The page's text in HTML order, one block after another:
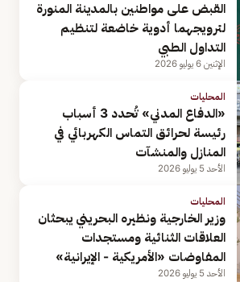
القبض على مواطنين بالمدينة المنورة
لترويجهما أدوية خاضعة لتنظيم
التداول الطبي
الإثنين 6 يوليو 2026
المحليات
«الدفاع المدني» تُحدد 3 أسباب
رئيسة لحرائق التماس الكهربائي في
المنازل والمنشآت
الأحد 5 يوليو 2026
المحليات
وزير الخارجية ونظيره البحريني يبحثان
العلاقات الثنائية ومستجدات
المفاوضات «الأمريكية - الإيرانية»
الأحد 5 يوليو 2026